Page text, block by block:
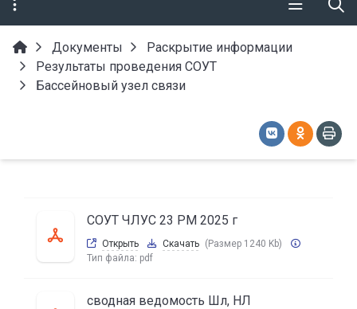
Документы
Раскрытие информации
Результаты проведения СОУТ
Бассейновый узел связи
СОУТ ЧЛУС 23 РМ 2025 г
Открыть Скачать (Размер 1240 Kb)
Тип файла: pdf
сводная ведомость Шл, НЛ